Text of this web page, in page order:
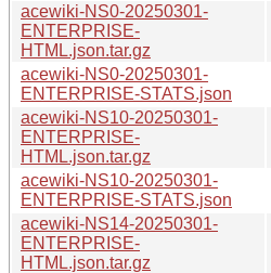
acewiki-NS0-20250301-
ENTERPRISE-
HTML.json.tar.gz
acewiki-NS0-20250301-
ENTERPRISE-STATS.json
acewiki-NS10-20250301-
ENTERPRISE-
HTML.json.tar.gz
acewiki-NS10-20250301-
ENTERPRISE-STATS.json
acewiki-NS14-20250301-
ENTERPRISE-
HTML.json.tar.gz